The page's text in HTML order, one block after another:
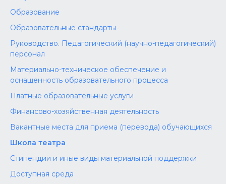
Образование
Образовательные стандарты
Руководство. Педагогический (научно-педагогический)
персонал
Материально-техническое обеспечение и
оснащенность образовательного процесса
Платные образовательные услуги
Финансово-хозяйственная деятельность
Вакантные места для приема (перевода) обучающихся
Школа театра
Стипендии и иные виды материальной поддержки
Доступная среда